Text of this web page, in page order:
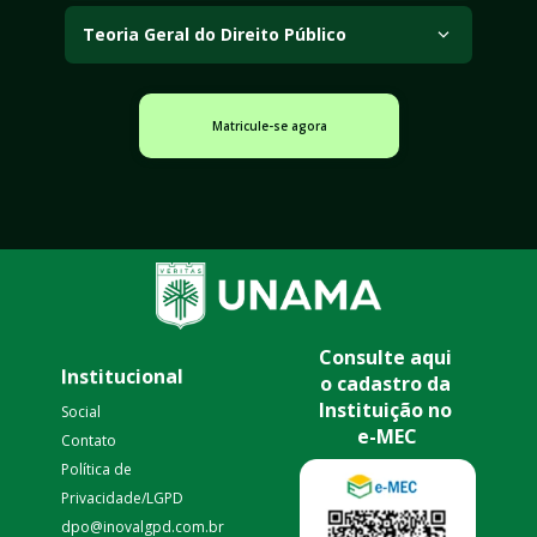
Analisa os fundamentos da Constituição e os
métodos de interpretação das normas
Teoria Geral do Direito Público
Apresenta os conceitos e princípios que estruturam a
Matricule-se agora
Social
Contato
Política de
Privacidade/LGPD
dpo@inovalgpd.com.br
Institucional
Consulte aqui
o cadastro da
Instituição no
e-MEC